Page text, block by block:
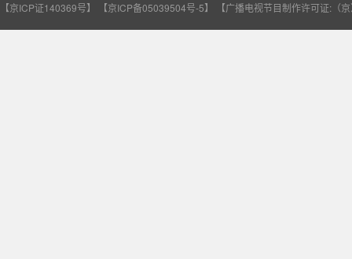
【京ICP证140369号】 【京ICP备05039504号-5】 【广播电视节目制作许可证:（